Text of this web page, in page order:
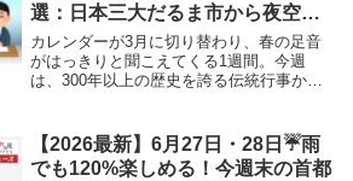
選：日本三大だるま市から夜空の
ドローンショーまで
カレンダーが3月に切り替わり、春の足音
がはっきりと聞こえてくる1週間。今週
は、300年以上の歴史を誇る伝統行事か
か見られない」景色が目白押しです。土日
はもちろん、火曜...
【2026最新】6月27日・28日☔雨
でも120%楽しめる！今週末の首都